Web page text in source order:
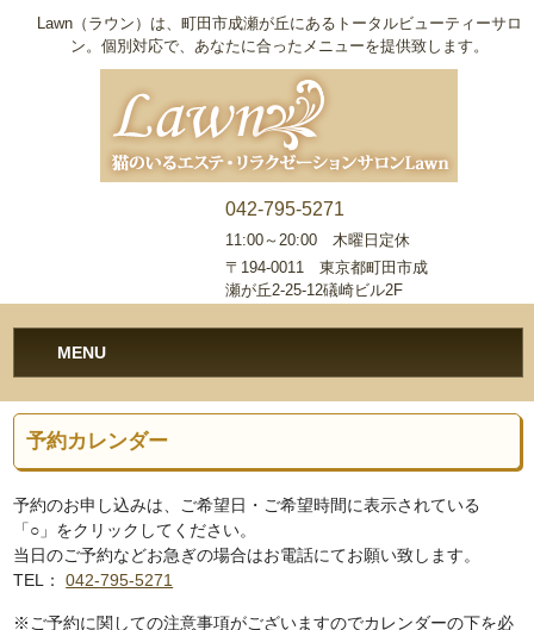
Lawn（ラウン）は、町田市成瀬が丘にあるトータルビューティーサロ
ン。個別対応で、あなたに合ったメニューを提供致します。
042-795-5271
11:00～20:00 木曜日定休
〒194-0011 東京都町田市成
瀬が丘2-25-12礒崎ビル2F
MENU
予約カレンダー
予約のお申し込みは、ご希望日・ご希望時間に表示されている
「○」をクリックしてください。
当日のご予約などお急ぎの場合はお電話にてお願い致します。
TEL：042-795-5271
※ご予約に関しての注意事項がございますのでカレンダーの下を必